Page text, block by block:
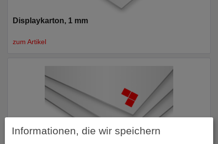
Displaykarton, 1 mm
zum Artikel
Informationen, die wir speichern